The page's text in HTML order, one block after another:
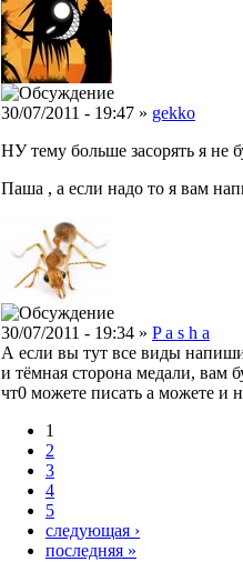
30/07/2011 - 19:47 » gekko
НУ тему больше засорять я не
Паша , а если надо то я вам
30/07/2011 - 19:34 » P a s h a
А если вы тут все виды
и тёмная сторона медали, вам
чт0 можете писать а можете и
1
2
3
4
5
следующая ›
последняя »